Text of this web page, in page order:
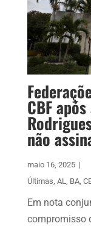
CBF
não
maio 16, 2025 |
Últimas, AL, BA,
Em nota
compromisso